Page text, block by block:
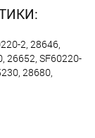
2, 28646,
26652, SF60220-
28680,